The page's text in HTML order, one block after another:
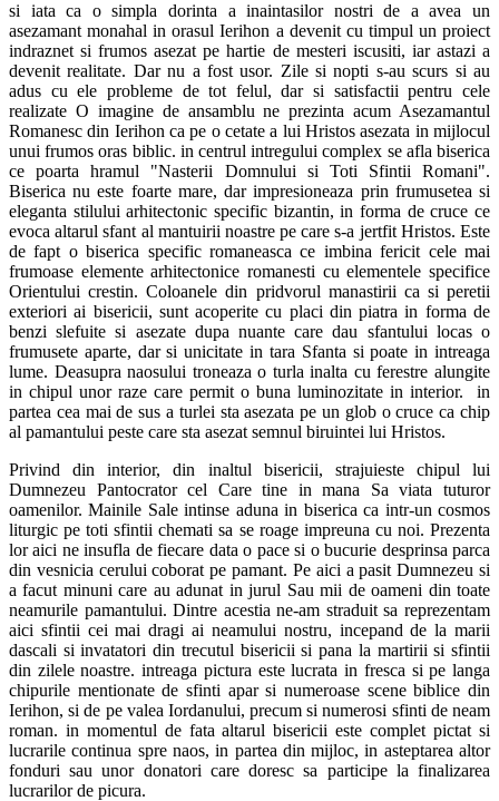
si iata ca o simpla dorinta a inaintasilor nostri de a avea un
asezamant monahal in orasul Ierihon a devenit cu timpul un proiect
indraznet si frumos asezat pe hartie de mesteri iscusiti, iar astazi a
devenit realitate. Dar nu a fost usor. Zile si nopti s-au scurs si au
adus cu ele probleme de tot felul, dar si satisfactii pentru cele
realizate O imagine de ansamblu ne prezinta acum Asezamantul
Romanesc din Ierihon ca pe o cetate a lui Hristos asezata in mijlocul
unui frumos oras biblic. in centrul intregului complex se afla biserica
ce poarta hramul "Nasterii Domnului si Toti Sfintii Romani".
Biserica nu este foarte mare, dar impresioneaza prin frumusetea si
eleganta stilului arhitectonic specific bizantin, in forma de cruce ce
evoca altarul sfant al mantuirii noastre pe care s-a jertfit Hristos. Este
de fapt o biserica specific romaneasca ce imbina fericit cele mai
frumoase elemente arhitectonice romanesti cu elementele specifice
Orientului crestin. Coloanele din pridvorul manastirii ca si peretii
exteriori ai bisericii, sunt acoperite cu placi din piatra in forma de
benzi slefuite si asezate dupa nuante care dau sfantului locas o
frumusete aparte, dar si unicitate in tara Sfanta si poate in intreaga
lume. Deasupra naosului troneaza o turla inalta cu ferestre alungite
in chipul unor raze care permit o buna luminozitate in interior. in
partea cea mai de sus a turlei sta asezata pe un glob o cruce ca chip
al pamantului peste care sta asezat semnul biruintei lui Hristos.
Privind din interior, din inaltul bisericii, strajuieste chipul lui
Dumnezeu Pantocrator cel Care tine in mana Sa viata tuturor
oamenilor. Mainile Sale intinse aduna in biserica ca intr-un cosmos
liturgic pe toti sfintii chemati sa se roage impreuna cu noi. Prezenta
lor aici ne insufla de fiecare data o pace si o bucurie desprinsa parca
din vesnicia cerului coborat pe pamant. Pe aici a pasit Dumnezeu si
a facut minuni care au adunat in jurul Sau mii de oameni din toate
neamurile pamantului. Dintre acestia ne-am straduit sa reprezentam
aici sfintii cei mai dragi ai neamului nostru, incepand de la marii
dascali si invatatori din trecutul bisericii si pana la martirii si sfintii
din zilele noastre. intreaga pictura este lucrata in fresca si pe langa
chipurile mentionate de sfinti apar si numeroase scene biblice din
Ierihon, si de pe valea Iordanului, precum si numerosi sfinti de neam
roman. in momentul de fata altarul bisericii este complet pictat si
lucrarile continua spre naos, in partea din mijloc, in asteptarea altor
fonduri sau unor donatori care doresc sa participe la finalizarea
lucrarilor de picura.